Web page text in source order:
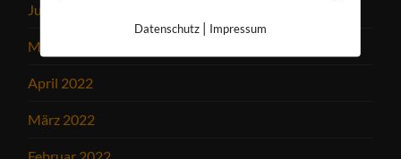
Juni 2022
Mai 2022
April 2022
März 2022
Datenschutz| Impressum